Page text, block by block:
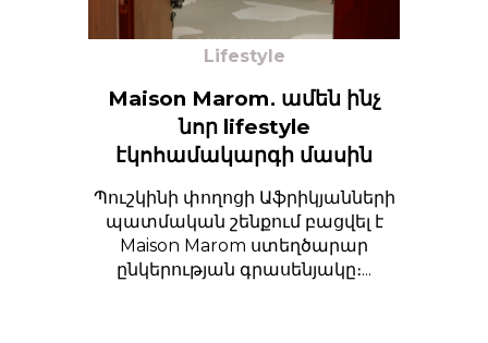
Lifestyle
Maison Marom․ ամեն ինչ
նոր lifestyle
էկոհամակարգի մասին
Պուշկինի փողոցի Աֆրիկյանների
պատմական շենքում բացվել է
Maison Marom ստեղծարար
ընկերության գրասենյակը։...